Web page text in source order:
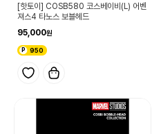
[핫토이] COSB580 코스베이비(L) 어벤
져스4 타노스 보블헤드
95,000
950